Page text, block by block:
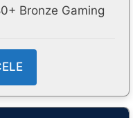
Bronze Gaming